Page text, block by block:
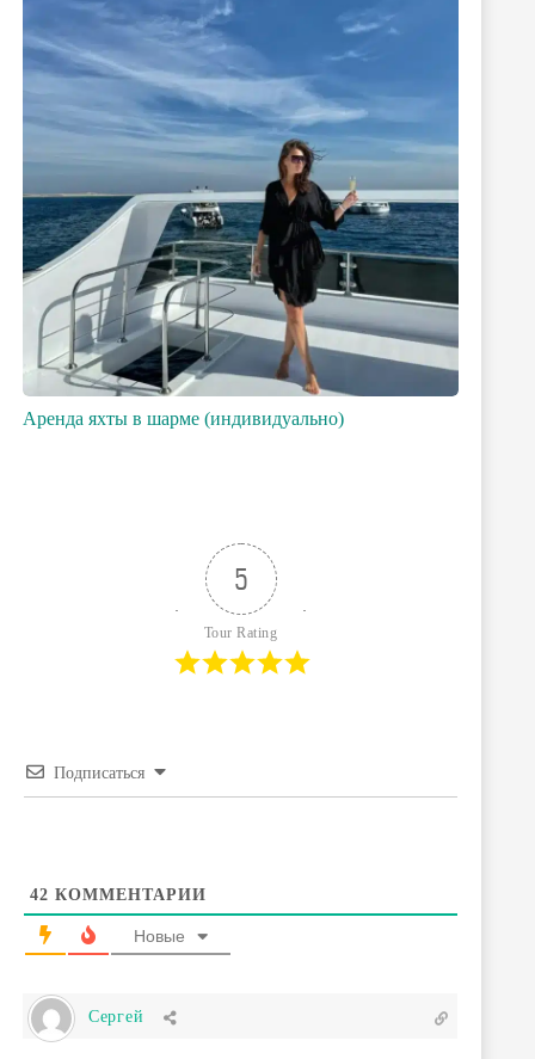
Аренда яхты в шарме (индивидуально)
5
Tour Rating
Подписаться
42 КОММЕНТАРИИ
Новые
Сергей